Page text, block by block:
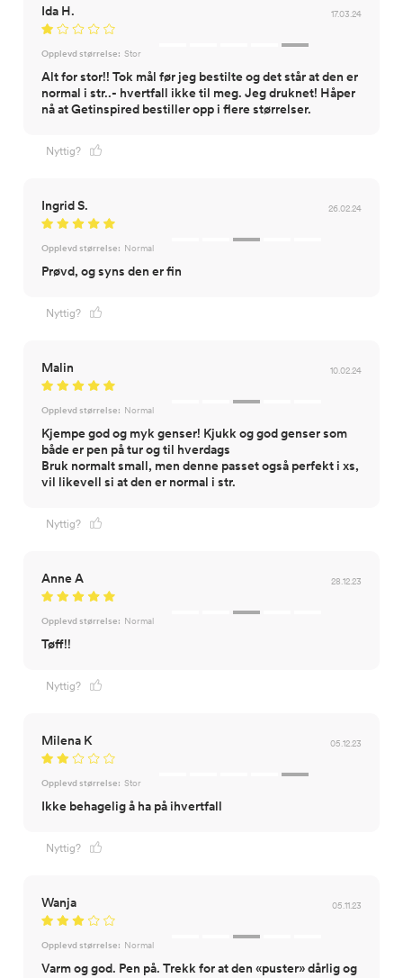
Ida H. 17.03.24
Opplevd størrelse: Stor
Alt for stor!! Tok mål før jeg bestilte og det står at den er
normal i str..- hvertfall ikke til meg. Jeg druknet! Håper
nå at Getinspired bestiller opp i flere størrelser.
Nyttig?
Ingrid S. 26.02.24
Opplevd størrelse: Normal
Prøvd, og syns den er fin
Nyttig?
Malin 10.02.24
Opplevd størrelse: Normal
Kjempe god og myk genser! Kjukk og god genser som
både er pen på tur og til hverdags
Bruk normalt small, men denne passet også perfekt i xs,
vil likevell si at den er normal i str.
Nyttig?
Anne A 28.12.23
Opplevd størrelse: Normal
Tøff!!
Nyttig?
Milena K 05.12.23
Opplevd størrelse: Stor
Ikke behagelig å ha på ihvertfall
Nyttig?
Wanja 05.11.23
Opplevd størrelse: Normal
Varm og god. Pen på. Trekk for at den «puster» dårlig og